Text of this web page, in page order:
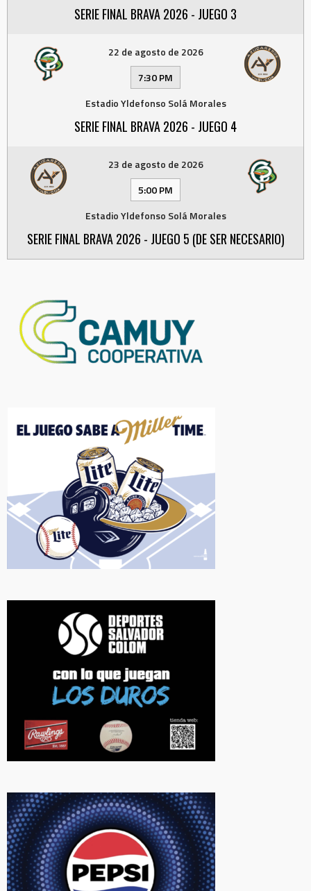
SERIE FINAL BRAVA 2026 - JUEGO 3
22 de agosto de 2026
7:30 PM
Estadio Yldefonso Solá Morales
SERIE FINAL BRAVA 2026 - JUEGO 4
23 de agosto de 2026
5:00 PM
Estadio Yldefonso Solá Morales
SERIE FINAL BRAVA 2026 - JUEGO 5 (DE SER NECESARIO)